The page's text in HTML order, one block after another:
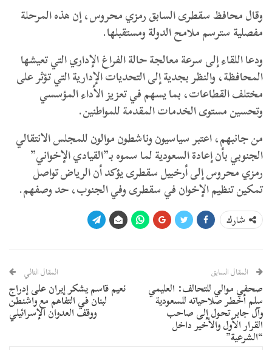
وقال محافظ سقطرى السابق رمزي محروس، إن هذه المرحلة
مفصلية سترسم ملامح الدولة ومستقبلها.
ودعا اللقاء إلى سرعة معالجة حالة الفراغ الإداري التي تعيشها
المحافظة، والنظر بجدية إلى التحديات الإدارية التي تؤثر على
مختلف القطاعات، بما يسهم في تعزيز الأداء المؤسسي
وتحسين مستوى الخدمات المقدمة للمواطنين.
من جانبهم، اعتبر سياسيون وناشطون موالون للمجلس الانتقالي
الجنوبي بأن ‏إعادة ‎السعودية لما سموه بـ”القيادي الإخواني”
رمزي محروس إلى أرخبيل ‎سقطرى يؤكد أن ‎الرياض تواصل
تمكين تنظيم الإخوان في سقطرى وفي الجنوب، حد وصفهم.
شارك
المقال السابق
صحفي موالي للتحالف: العليمي
سلم أخطر صلاحياته للسعودية
وآل جابر تحول إلى صاحب
القرار الأول والأخير داخل
“الشرعية”
المقال التالي
نعيم قاسم يشكر إيران على إدراج
لبنان في التفاهم مع واشنطن
ووقف العدوان الإسرائيلي